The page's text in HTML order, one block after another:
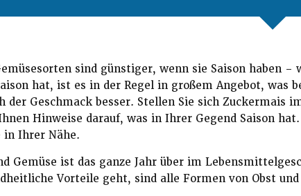
sind günstiger, wenn sie Saison haben
hat, ist es in der Regel in großem Angebot, was
der Geschmack besser. Stellen Sie sich
Hinweise darauf, was in Ihrer Gegend Saison
in Ihrer Nähe.
Gemüse ist das ganze Jahr über im
Vorteile geht, sind alle Formen von Obst